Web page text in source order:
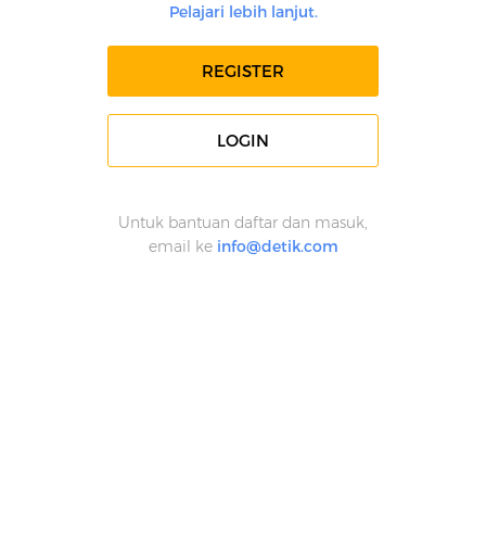
Pelajari lebih lanjut.
REGISTER
LOGIN
Untuk bantuan daftar dan masuk,
email ke info@detik.com